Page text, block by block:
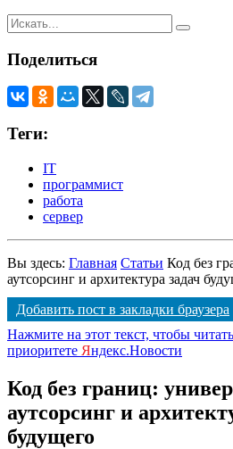
Поделиться
Теги:
IT
программист
работа
сервер
Вы здесь: Главная Статьи Код без
аутсорсинг и архитектура задач
Добавить пост в закладки браузера
Нажмите на этот текст, чтобы
приоритете Яндекс.Новости
Код без границ:
аутсорсинг и
будущего